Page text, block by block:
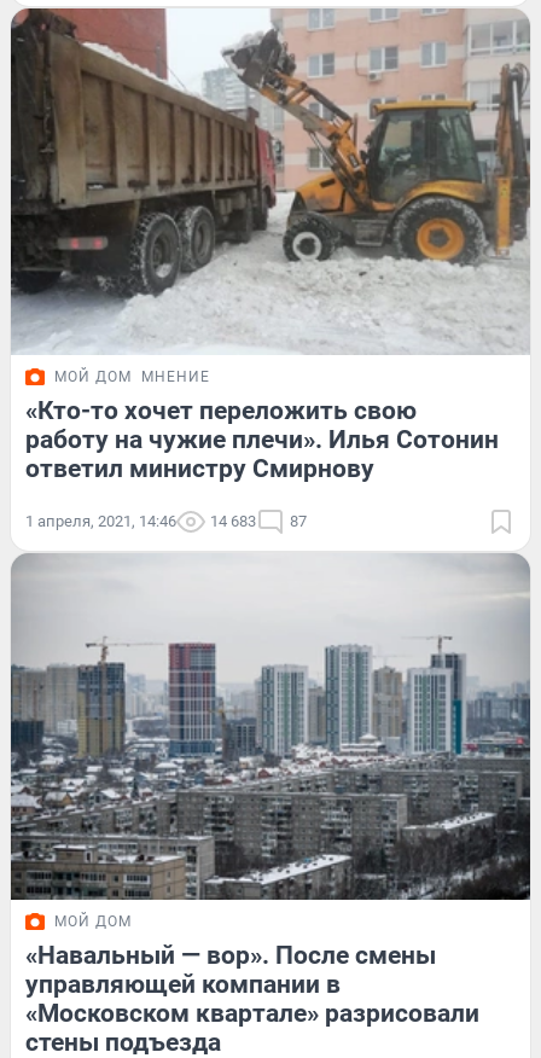
МОЙ ДОМ МНЕНИЕ
«Кто-то хочет переложить свою
работу на чужие плечи». Илья Сотонин
ответил министру Смирнову
1 апреля, 2021, 14:46 14 683 87
МОЙ ДОМ
«Навальный — вор». После смены
управляющей компании в
«Московском квартале» разрисовали
стены подъезда